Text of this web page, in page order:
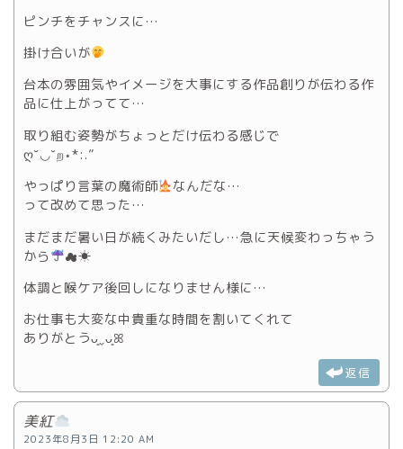
ピンチをチャンスに…
掛け合いが
台本の雰囲気やイメージを大事にする作品創りが伝わる作
品に仕上がってて…
取り組む姿勢がちょっとだけ伝わる感じで
ღ˘◡˘ற⋆*:.”
やっぱり言葉の魔術師
なんだな…
って改めて思った…
まだまだ暑い日が続くみたいだし…急に天候変わっちゃう
から
☁☀
体調と喉ケア後回しになりません様に…
お仕事も大変な中貴重な時間を割いてくれて
ありがとうᴗ͈ˬᴗ͈ꕤ
返信
美紅
2023年8月3日 12:20 AM